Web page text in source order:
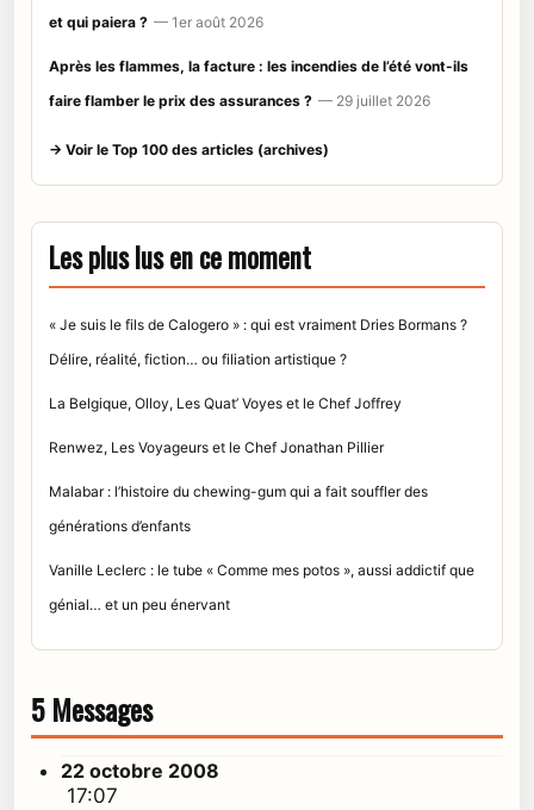
et qui paiera ? — 1er août 2026
Après les flammes, la facture : les incendies de l’été vont-ils
faire flamber le prix des assurances ? — 29 juillet 2026
→ Voir le Top 100 des articles (archives)
Les plus lus en ce moment
« Je suis le fils de Calogero » : qui est vraiment Dries Bormans ?
Délire, réalité, fiction… ou filiation artistique ?
La Belgique, Olloy, Les Quat’ Voyes et le Chef Joffrey
Renwez, Les Voyageurs et le Chef Jonathan Pillier
Malabar : l’histoire du chewing-gum qui a fait souffler des
générations d’enfants
Vanille Leclerc : le tube « Comme mes potos », aussi addictif que
génial… et un peu énervant
5 Messages
22 octobre 2008
17:07